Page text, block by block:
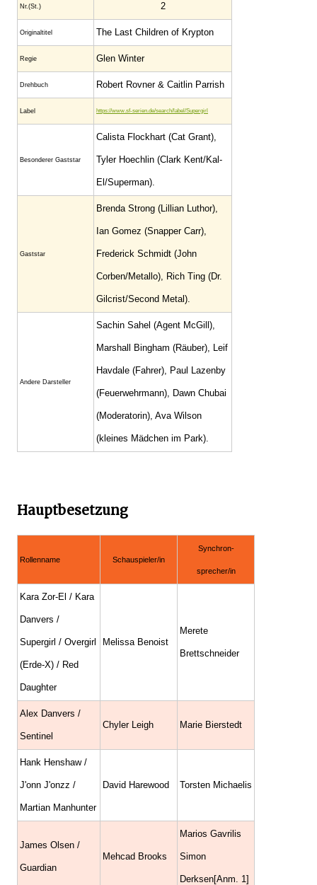
Nr.(St.) 2
Original­titel The Last Children of Krypton
Regie Glen Winter
Drehbuch Robert Rovner & Caitlin Parrish
Label https://www.sf-serien.de/search/label/Supergirl
Besonderer Gaststar
Calista Flockhart (Cat Grant),
Tyler Hoechlin (Clark Kent/Kal-
El/Superman).
Gaststar
Brenda Strong (Lillian Luthor),
Ian Gomez (Snapper Carr),
Frederick Schmidt (John
Corben/Metallo), Rich Ting (Dr.
Gilcrist/Second Metal).
Andere Darsteller
Sachin Sahel (Agent McGill),
Marshall Bingham (Räuber), Leif
Havdale (Fahrer), Paul Lazenby
(Feuerwehrmann), Dawn Chubai
(Moderatorin), Ava Wilson
(kleines Mädchen im Park).
Hauptbesetzung
Rollenname Schauspieler/in
Synchron-
sprecher/in
Kara Zor-El / Kara
Danvers /
Supergirl / Overgirl
(Erde-X) / Red
Daughter
Melissa Benoist
Merete
Brettschneider
Alex Danvers /
Sentinel
Chyler Leigh Marie Bierstedt
Hank Henshaw /
J'onn J'onzz /
Martian Manhunter
David Harewood Torsten Michaelis
James Olsen /
Guardian
Mehcad Brooks
Marios Gavrilis
Simon
Derksen[Anm. 1]